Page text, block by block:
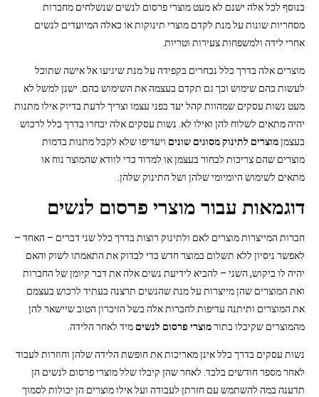
בנוסף לכל אלה ישנם לא מעט מוצרי פרסום לנשים שנשלחים מחברות
מסחריות שונות על מנת לקדם מוצרי תינוקות או כאלה המיועדים לנשים
אחרי לידה ולמשפחות צעירות וטריות.
מוצרים אלה בדרך כלל נבחרים בקפידה על מנת שיגיעו אל אישה שתוכל
לעשות בהם שימוש וכך גם תקדם בעצמה את השימוש בהם. ישנן למשל לא
מעט נשות עסקים שמהוות קהל יעד בפני עצמו וצריך לדעת בדיוק אילו מתנות
יהיה מתאים לשלוח להן ואילו לא. נשות עסקים אלה יבחרו בדרך כלל לרכוש
בעצמןמוצרים לתינוק מסוגים שונים ויעדיפו שלא לקבל מתנות בדמות
מוצרים שהם צריכות לבחור בעצמן או למדוד כדי לוודא שהמוצר נוח או
מתאים לשימוש היומיומי שלהן ושל התינוק שלהן.
דוגמאות עבור מוצרי פרסום לנשים
חברות המייצרות מוצרים לאם ולתינוק רוצות בדרך כלל שני דברים – האחד –
לאפשר ניסיון ללא תשלום במוצר חדש כדי לבדוק את התאמתו לשוק והאם
יהיה לו ביקוש, השני – להביא לידיעת נשים אלה את דבר קיומן של החברות
ואת המוצרים שהן מייצרות על מנת שהנשים תרצנה בעתיד לרכוש בעצמם
את המוצרים ותיתנה עדיפות לחברות אלה בשל הזיכרון הטוב שיישאר להן
מהמוצרים שקיבלו בתורמוצרי פרסום לנשים מיד לאחר הלידה.
נשות עסקים בדרך כלל אינן מאריכות את חופשת הלידה שלהן וחוזרות לעבוד
לאחר מספר חודשים בלבד. לאחר שהן קיבלו שלל מוצרי פרסום לנשים הן
תדענה במה להשתמש עם חזרתן לעבודה ועל אילו מוצרים הן יכולות לסמוך